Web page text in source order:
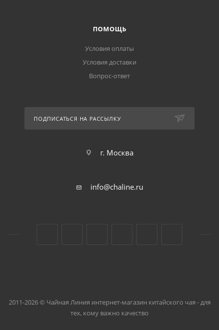
ПОМОЩЬ
Условия оплаты
Условия доставки
Вопрос-ответ
ПОДПИСАТЬСЯ НА РАССЫЛКУ
г. Москва
info@chaline.ru
2011-2026 © Чайная Линия интернет-магазин китайского чая - для
тех, кому важно качество